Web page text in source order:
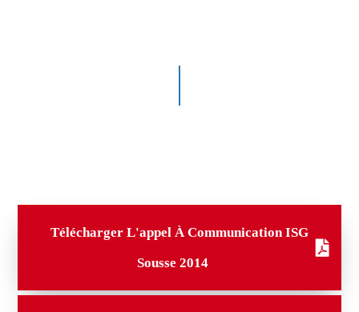
Télécharger L'appel À Communication ISG
Sousse 2014